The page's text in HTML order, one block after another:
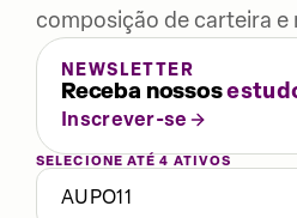
composição de carteira e
NEWSLETTER
Receba nossos
Inscrever-se
SELECIONE ATÉ 4 ATIVOS
AUPO11